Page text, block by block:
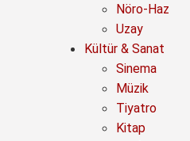
Nöro-Haz
Uzay
Kültür & Sanat
Sinema
Müzik
Tiyatro
Kitap